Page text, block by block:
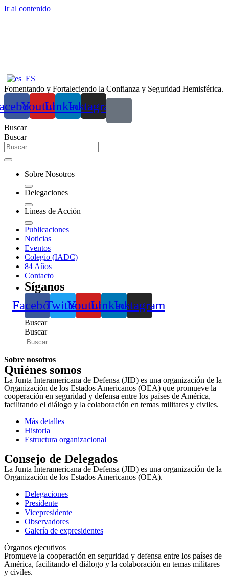
Ir al contenido
Fomentando y Fortaleciendo la Confianza y Seguridad Hemisférica.
YoutubeLinkedin
Instagram
Buscar
Buscar
Sobre Nosotros
Delegaciones
Lineas de Acción
Publicaciones
Noticias
Eventos
Colegio (IADC)
84 Años
Contacto
Síganos
FacebookTwitterYoutubeLinkedinInstagram
Buscar
Buscar
Sobre nosotros
Quiénes somos
La Junta Interamericana de Defensa (JID) es una organización de la
Organización de los Estados Americanos (OEA) que promueve la
cooperación en seguridad y defensa entre los países de América,
facilitando el diálogo y la colaboración en temas militares y civiles.
Más detalles
Historia
Estructura organizacional
Consejo de Delegados
La Junta Interamericana de Defensa (JID) es una organización de la
Organización de los Estados Americanos (OEA).
Delegaciones
Presidente
Vicepresidente
Observadores
Galería de expresidentes
Órganos ejecutivos
Promueve la cooperación en seguridad y defensa entre los países de
América, facilitando el diálogo y la colaboración en temas militares
y civiles.